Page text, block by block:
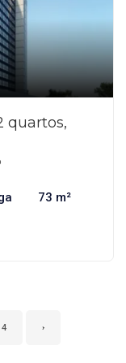
quartos,
73 m²
4 ›